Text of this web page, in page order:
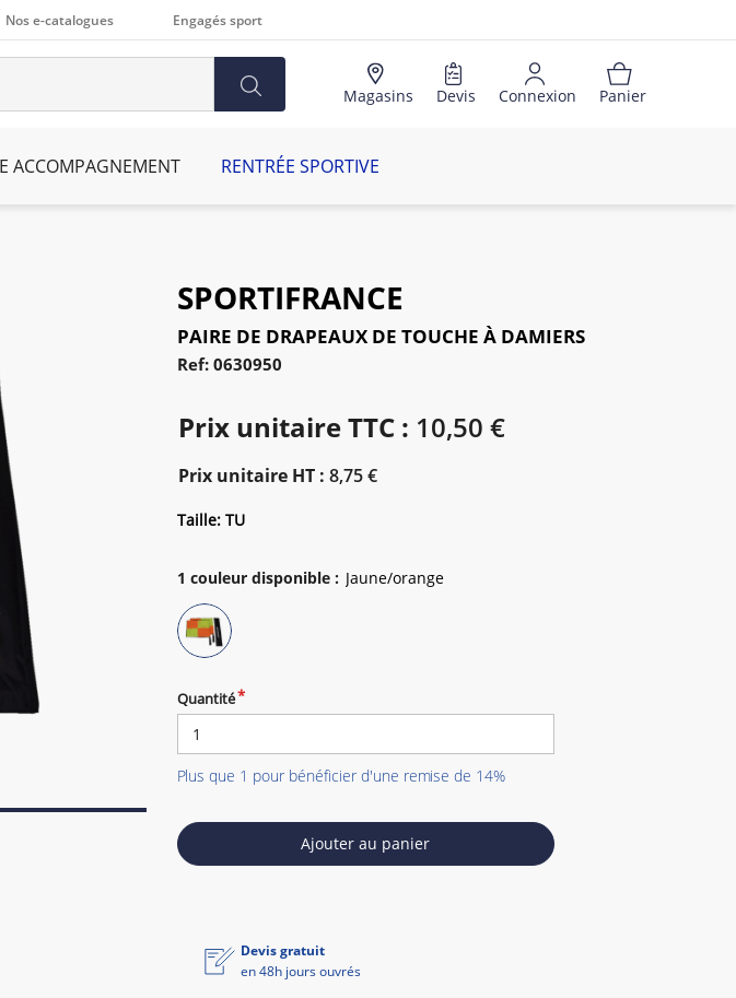
Nos e-catalogues Engagés sport
Magasins Devis Connexion Panier
ACCOMPAGNEMENT RENTRÉE SPORTIVE
SPORTIFRANCE
PAIRE DE DRAPEAUX DE TOUCHE À DAMIERS
Ref: 0630950
Prix unitaire TTC : 10,50 €
Prix unitaire HT : 8,75 €
Taille: TU
1 couleur disponible:
Quantité
Plus que 1 pour bénéficier d'une remise de 14%
Ajouter au panier
Devis gratuit
en 48h jours ouvrés